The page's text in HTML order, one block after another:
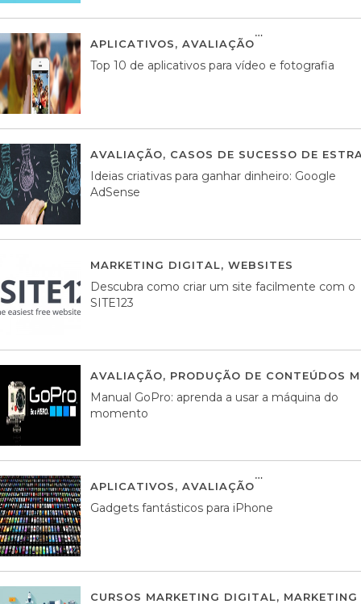
APLICATIVOS, AVALIAÇÃO
Top 10 de aplicativos para vídeo e fotografia
AVALIAÇÃO, CASOS DE SUCESSO DE
Ideias criativas para ganhar dinheiro: Google
AdSense
MARKETING DIGITAL, WEBSITES
Descubra como criar um site facilmente com o
SITE123
AVALIAÇÃO, PRODUÇÃO DE CONTEÚDOS
Manual GoPro: aprenda a usar a máquina do
momento
APLICATIVOS, AVALIAÇÃO
Gadgets fantásticos para iPhone
CURSOS MARKETING DIGITAL,